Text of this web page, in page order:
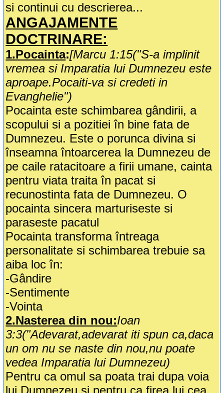
si continui cu descrierea...
ANGAJAMENTE
DOCTRINARE:
1.Pocainta:[Marcu 1:15("S-a implinit
vremea si Imparatia lui Dumnezeu este
aproape.Pocaiti-va si credeti in
Evanghelie")
Pocainta este schimbarea gândirii, a
scopului si a pozitiei în bine fata de
Dumnezeu. Este o porunca divina si
înseamna întoarcerea la Dumnezeu de
pe caile ratacitoare a firii umane, cainta
pentru viata traita în pacat si
recunostinta fata de Dumnezeu. O
pocainta sincera marturiseste si
paraseste pacatul
Pocainta transforma întreaga
personalitate si schimbarea trebuie sa
aiba loc în:
-Gândire
-Sentimente
-Vointa
2.Nasterea din nou:Ioan
3:3("Adevarat,adevarat iti spun ca,daca
un om nu se naste din nou,nu poate
vedea Imparatia lui Dumnezeu)
Pentru ca omul sa poata trai dupa voia